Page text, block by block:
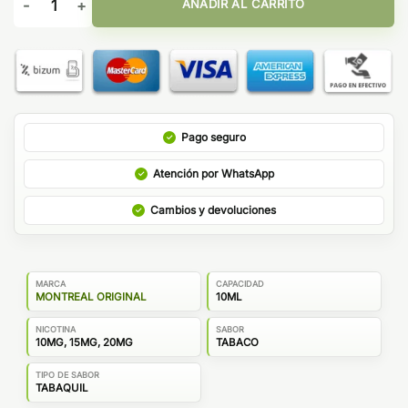
AÑADIR AL CARRITO
Pago seguro
Atención por WhatsApp
Cambios y devoluciones
MARCA
MONTREAL ORIGINAL
CAPACIDAD
10ML
NICOTINA
10MG, 15MG, 20MG
SABOR
TABACO
TIPO DE SABOR
TABAQUIL